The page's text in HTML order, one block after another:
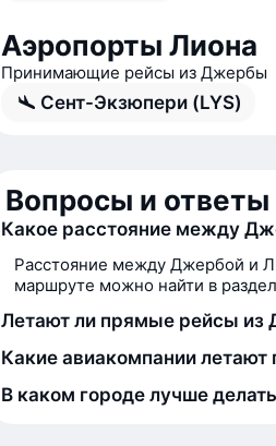
Аэропорты Лиона
Принимающие рейсы из Джербы
Сент-Экзюпери (LYS)
Вопросы и ответы
Какое расстояние между
Расстояние между Джербой и
маршруте можно найти в
Летают ли прямые рейсы из
Какие авиакомпании
В каком городе лучше